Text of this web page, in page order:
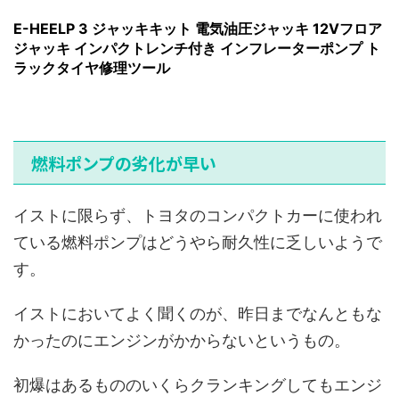
E-HEELP 3 ジャッキキット 電気油圧ジャッキ 12Vフロア
ジャッキ インパクトレンチ付き インフレーターポンプ ト
ラックタイヤ修理ツール
燃料ポンプの劣化が早い
イストに限らず、トヨタのコンパクトカーに使われ
ている燃料ポンプはどうやら耐久性に乏しいようで
す。
イストにおいてよく聞くのが、昨日までなんともな
かったのにエンジンがかからないというもの。
初爆はあるもののいくらクランキングしてもエンジ